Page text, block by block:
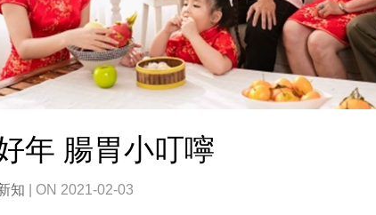
年 腸胃小叮嚀
知 | ON 2021-02-03